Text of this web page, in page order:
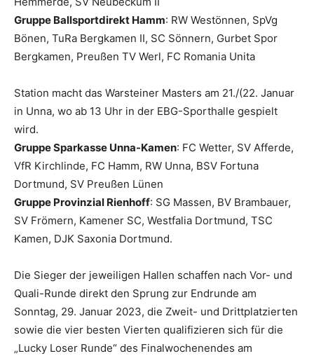
Gruppe Ballsportdirekt Hamm: RW Westönnen, SpVg
Bönen, TuRa Bergkamen II, SC Sönnern, Gurbet Spor
Bergkamen, Preußen TV Werl, FC Romania Unita
Station macht das Warsteiner Masters am 21./(22. Januar
in Unna, wo ab 13 Uhr in der EBG-Sporthalle gespielt
wird.
Gruppe Sparkasse Unna-Kamen: FC Wetter, SV Afferde,
VfR Kirchlinde, FC Hamm, RW Unna, BSV Fortuna
Dortmund, SV Preußen Lünen
Gruppe Provinzial Rienhoff: SG Massen, BV Brambauer,
SV Frömern, Kamener SC, Westfalia Dortmund, TSC
Kamen, DJK Saxonia Dortmund.
Die Sieger der jeweiligen Hallen schaffen nach Vor- und
Quali-Runde direkt den Sprung zur Endrunde am
Sonntag, 29. Januar 2023, die Zweit- und Drittplatzierten
sowie die vier besten Vierten qualifizieren sich für die
„Lucky Loser Runde“ des Finalwochenendes am